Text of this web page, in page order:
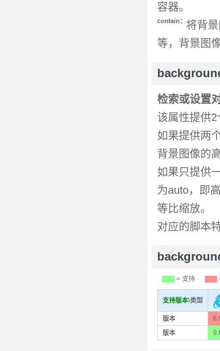
容器。
contain： 将背
等，背景图
检索或设置
该属性提供
如果提供两
背景图像的
如果只提供
为auto，即
等比缩放。
对应的脚本
= 支持
支持版本\类型
版本
版本